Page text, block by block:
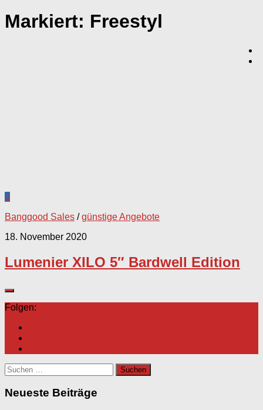
Markiert: Freestyl
0
Banggood Sales /günstige Angebote
18. November 2020
Lumenier XILO 5″ Bardwell Edition
Folgen:
Suchen
nach:
Neueste Beiträge